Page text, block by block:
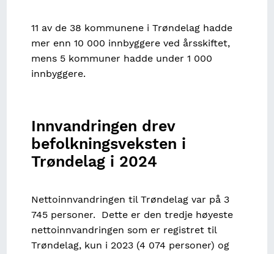
11 av de 38 kommunene i Trøndelag hadde
mer enn 10 000 innbyggere ved årsskiftet,
mens 5 kommuner hadde under 1 000
innbyggere.
Innvandringen drev
befolkningsveksten i
Trøndelag i 2024
Nettoinnvandringen til Trøndelag var på 3
745 personer. Dette er den tredje høyeste
nettoinnvandringen som er registret til
Trøndelag, kun i 2023 (4 074 personer) og